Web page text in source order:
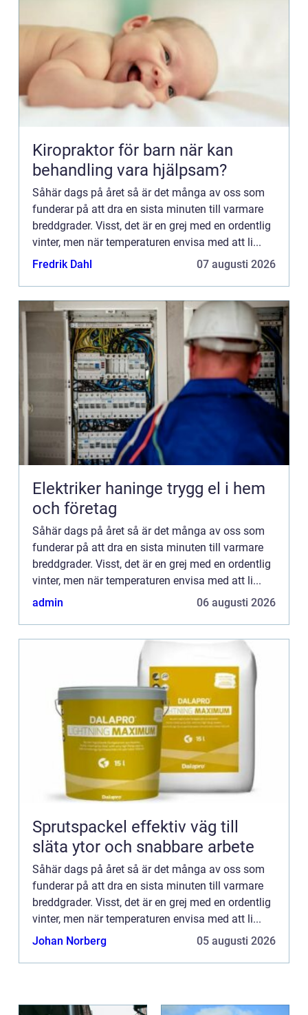
Kiropraktor för barn när kan
behandling vara hjälpsam?
Såhär dags på året så är det många av oss som
funderar på att dra en sista minuten till varmare
breddgrader. Visst, det är en grej med en ordentlig
vinter, men när temperaturen envisa med att li...
Fredrik Dahl
07 augusti 2026
Elektriker haninge trygg el i hem
och företag
Såhär dags på året så är det många av oss som
funderar på att dra en sista minuten till varmare
breddgrader. Visst, det är en grej med en ordentlig
vinter, men när temperaturen envisa med att li...
admin
06 augusti 2026
Sprutspackel effektiv väg till
släta ytor och snabbare arbete
Såhär dags på året så är det många av oss som
funderar på att dra en sista minuten till varmare
breddgrader. Visst, det är en grej med en ordentlig
vinter, men när temperaturen envisa med att li...
Johan Norberg
05 augusti 2026